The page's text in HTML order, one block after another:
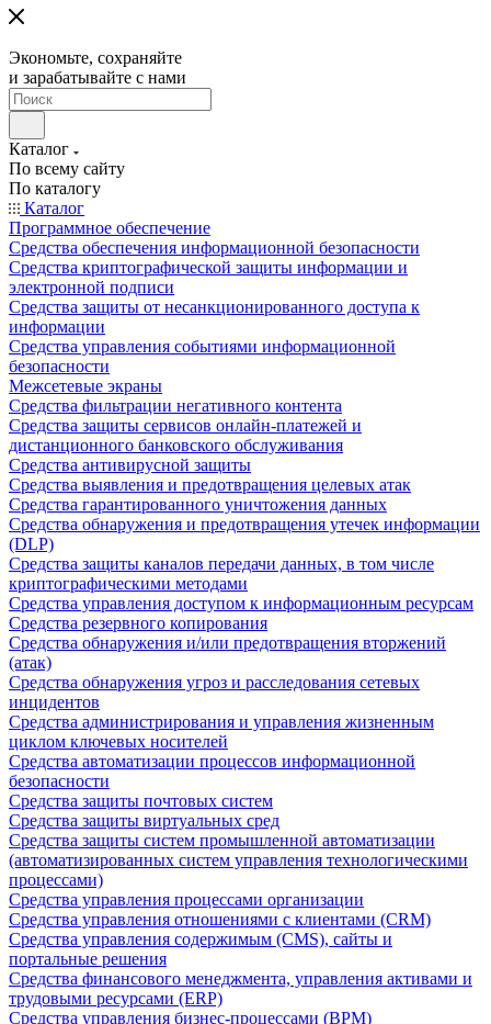
Экономьте, сохраняйте
и зарабатывайте с нами
Каталог
По всему сайту
По каталогу
Каталог
Программное обеспечение
Средства обеспечения информационной безопасности
Средства криптографической защиты информации и
электронной подписи
Средства защиты от несанкционированного доступа к
информации
Средства управления событиями информационной
безопасности
Межсетевые экраны
Средства фильтрации негативного контента
Средства защиты сервисов онлайн-платежей и
дистанционного банковского обслуживания
Средства антивирусной защиты
Средства выявления и предотвращения целевых атак
Средства гарантированного уничтожения данных
Средства обнаружения и предотвращения утечек информации
(DLP)
Средства защиты каналов передачи данных, в том числе
криптографическими методами
Средства управления доступом к информационным ресурсам
Средства резервного копирования
Средства обнаружения и/или предотвращения вторжений
(атак)
Средства обнаружения угроз и расследования сетевых
инцидентов
Средства администрирования и управления жизненным
циклом ключевых носителей
Средства автоматизации процессов информационной
безопасности
Средства защиты почтовых систем
Средства защиты виртуальных сред
Средства защиты систем промышленной автоматизации
(автоматизированных систем управления технологическими
процессами)
Средства управления процессами организации
Средства управления отношениями с клиентами (CRM)
Средства управления содержимым (CMS), сайты и
портальные решения
Средства финансового менеджмента, управления активами и
трудовыми ресурсами (ERP)
Средства управления бизнес-процессами (BPM)